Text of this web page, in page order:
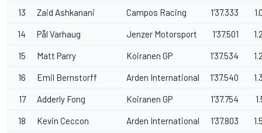
13 Zaid Ashkanani Campos Racing 1'37.333
14 Pål Varhaug Jenzer Motorsport 1'37.501
15 Matt Parry Koiranen GP 1'37.534
16 Emil Bernstorff Arden International 1'37.540
17 Adderly Fong Koiranen GP 1'37.754
18 Kevin Ceccon Arden International 1'37.803